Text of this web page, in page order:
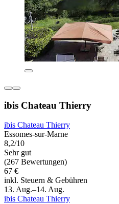
ibis Chateau Thierry
ibis Chateau Thierry
Essomes-sur-Marne
8,2/10
Sehr gut
(267 Bewertungen)
67 €
inkl. Steuern & Gebühren
13. Aug.–14. Aug.
ibis Chateau Thierry